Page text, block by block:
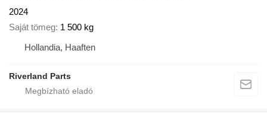
2024
Saját tömeg 1 500 kg
Hollandia, Haaften
Riverland Parts